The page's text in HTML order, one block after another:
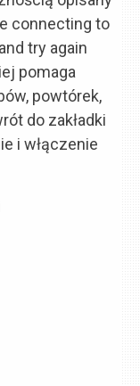
connecting to
try again
pomaga
powtórek,
do zakładki
i włączenie